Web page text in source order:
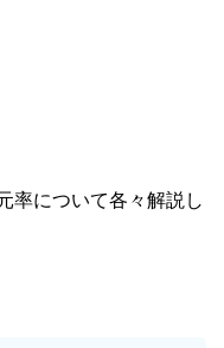
率について各々解説し